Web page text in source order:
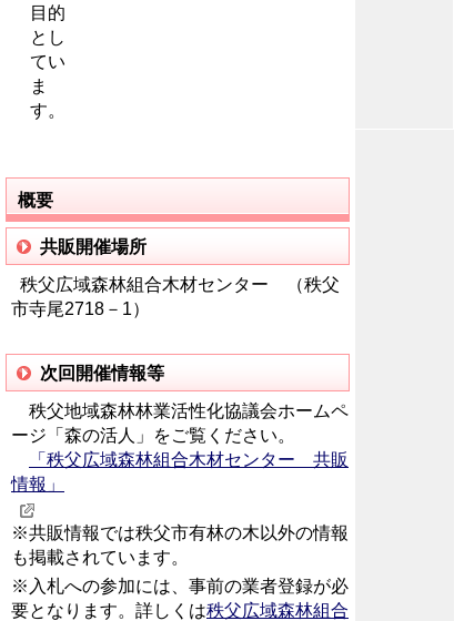
目的
とし
てい
ま
す。
概要
共販開催場所
秩父広域森林組合木材センター （秩父
市寺尾2718－1）
次回開催情報等
秩父地域森林林業活性化協議会ホームペ
ージ「森の活人」をご覧ください。
「秩父広域森林組合木材センター 共販
情報」
※共販情報では秩父市有林の木以外の情報
も掲載されています。
※入札への参加には、事前の業者登録が必
要となります。詳しくは秩父広域森林組合